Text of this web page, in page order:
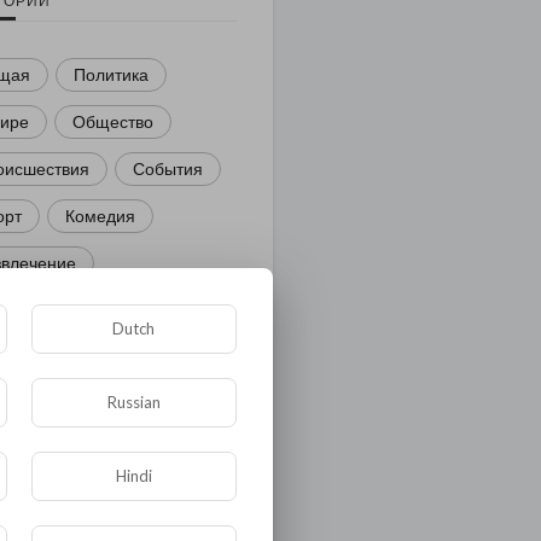
Политика
Общество
События
Комедия
и политика
Культура
ЖКХ
Медицина
Dutch
Russian
Hindi